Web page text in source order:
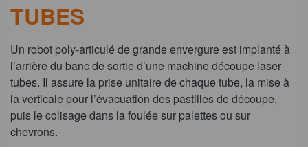
TUBES
Un robot poly-articulé de grande envergure est implanté à
l’arrière du banc de sortie d’une machine découpe laser
tubes. Il assure la prise unitaire de chaque tube, la mise à
la verticale pour l’évacuation des pastilles de découpe,
puis le colisage dans la foulée sur palettes ou sur
chevrons.